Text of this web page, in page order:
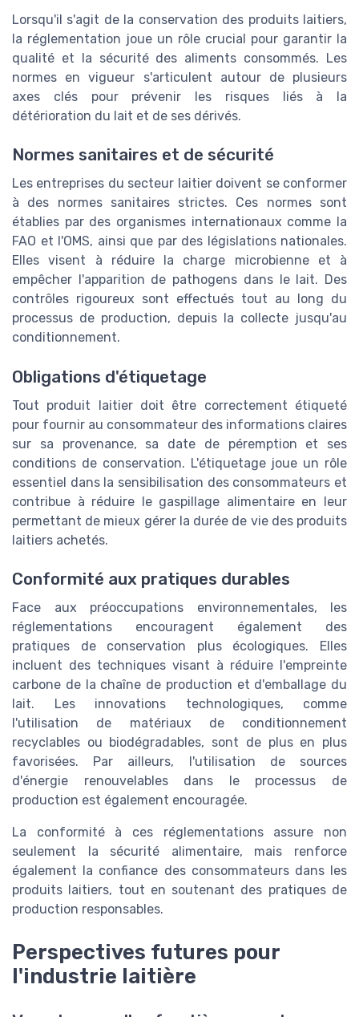
Lorsqu'il s'agit de la conservation des produits laitiers,
la réglementation joue un rôle crucial pour garantir la
qualité et la sécurité des aliments consommés. Les
normes en vigueur s'articulent autour de plusieurs
axes clés pour prévenir les risques liés à la
détérioration du lait et de ses dérivés.
Normes sanitaires et de sécurité
Les entreprises du secteur laitier doivent se conformer
à des normes sanitaires strictes. Ces normes sont
établies par des organismes internationaux comme la
FAO et l'OMS, ainsi que par des législations nationales.
Elles visent à réduire la charge microbienne et à
empêcher l'apparition de pathogens dans le lait. Des
contrôles rigoureux sont effectués tout au long du
processus de production, depuis la collecte jusqu'au
conditionnement.
Obligations d'étiquetage
Tout produit laitier doit être correctement étiqueté
pour fournir au consommateur des informations claires
sur sa provenance, sa date de péremption et ses
conditions de conservation. L'étiquetage joue un rôle
essentiel dans la sensibilisation des consommateurs et
contribue à réduire le gaspillage alimentaire en leur
permettant de mieux gérer la durée de vie des produits
laitiers achetés.
Conformité aux pratiques durables
Face aux préoccupations environnementales, les
réglementations encouragent également des
pratiques de conservation plus écologiques. Elles
incluent des techniques visant à réduire l'empreinte
carbone de la chaîne de production et d'emballage du
lait. Les innovations technologiques, comme
l'utilisation de matériaux de conditionnement
recyclables ou biodégradables, sont de plus en plus
favorisées. Par ailleurs, l'utilisation de sources
d'énergie renouvelables dans le processus de
production est également encouragée.
La conformité à ces réglementations assure non
seulement la sécurité alimentaire, mais renforce
également la confiance des consommateurs dans les
produits laitiers, tout en soutenant des pratiques de
production responsables.
Perspectives futures pour
l'industrie laitière